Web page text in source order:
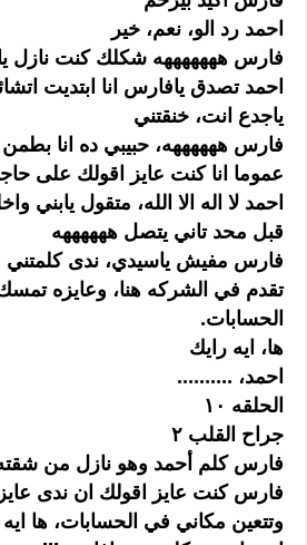
احمد رد الو، نعم، خير
فارس هههههههه شكلك كنت نازل
احمد تصدق يافارس انا ابتديت
ياجدع انت، خنقتني
فارس ههههههه، حبيبي ده انا بطمن
عموما انا كنت عايز اقولك على
احمد لا اله الا الله، متقول يابني
قبل محد تاني يتصل ههههههه
فارس مفيش ياسيدي، ندى كلمتني
تقدم في الشركه هنا، وعايزه
الحسابات.
ها، ايه رايك
احمد، ..........
الحلقه ١٠
جراح القلب ٢
فارس كلم أحمد وهو نازل من
فارس كنت عايز اقولك ان ندى
وتتعين مكاني في الحسابات، ها